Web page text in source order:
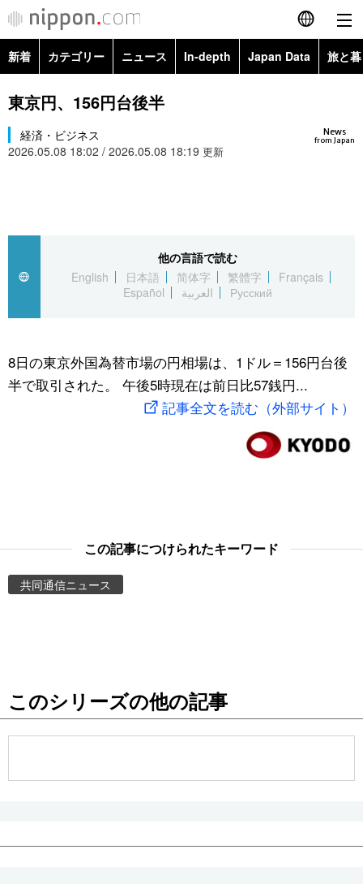
English
カテゴリー
文化
動画/Live
Images
お知らせ
新着 カテゴリー ニュース In-depth Japan Data 旅と
政治・外交
経済・ビジネス
スポーツ・東京2020
Images
東京円、156円台後半
News
from Japan
経済・ビジネス
2026.05.08 18:02 / 2026.05.08 18:19 更新
他の言語で読む
English
日本語 简体字 繁體字
Français
Español
العربية Русский
8日の東京外国為替市場の円相場は、1ドル＝156円台後
半で取引された。 午後5時現在は前日比57銭円...
記事全文を読む（外部サイト）
この記事につけられたキーワード
共同通信ニュース
このシリーズの他の記事